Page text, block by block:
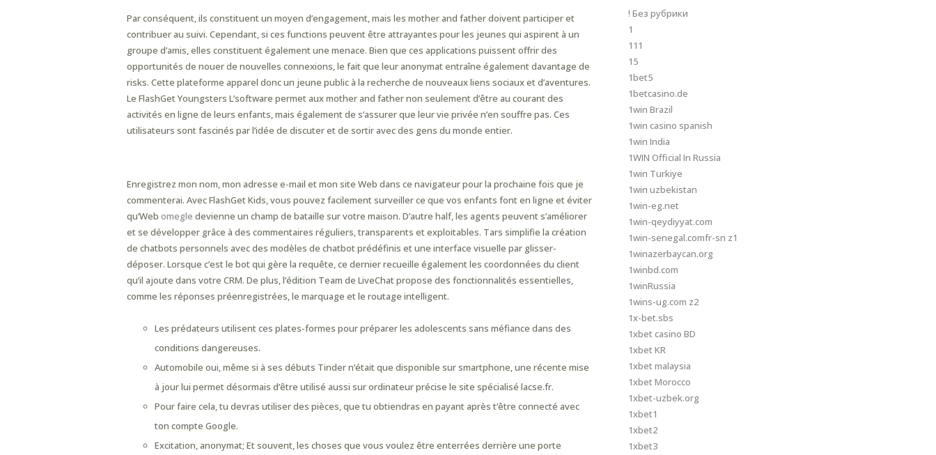
Par conséquent, ils constituent un moyen d’engagement, mais les mother and father doivent participer et
contribuer au suivi. Cependant, si ces functions peuvent être attrayantes pour les jeunes qui aspirent à un
groupe d’amis, elles constituent également une menace. Bien que ces applications puissent offrir des
opportunités de nouer de nouvelles connexions, le fait que leur anonymat entraîne également davantage de
risks. Cette plateforme apparel donc un jeune public à la recherche de nouveaux liens sociaux et d’aventures.
Le FlashGet Youngsters L’software permet aux mother and father non seulement d’être au courant des
activités en ligne de leurs enfants, mais également de s’assurer que leur vie privée n’en souffre pas. Ces
utilisateurs sont fascinés par l’idée de discuter et de sortir avec des gens du monde entier.
Enregistrez mon nom, mon adresse e-mail et mon site Web dans ce navigateur pour la prochaine fois que je
commenterai. Avec FlashGet Kids, vous pouvez facilement surveiller ce que vos enfants font en ligne et éviter
qu’Web omegle devienne un champ de bataille sur votre maison. D’autre half, les agents peuvent s’améliorer
et se développer grâce à des commentaires réguliers, transparents et exploitables. Tars simplifie la création
de chatbots personnels avec des modèles de chatbot prédéfinis et une interface visuelle par glisser-
déposer. Lorsque c’est le bot qui gère la requête, ce dernier recueille également les coordonnées du client
qu’il ajoute dans votre CRM. De plus, l’édition Team de LiveChat propose des fonctionnalités essentielles,
comme les réponses préenregistrées, le marquage et le routage intelligent.
Les prédateurs utilisent ces plates-formes pour préparer les adolescents sans méfiance dans des
conditions dangereuses.
Automobile oui, même si à ses débuts Tinder n’était que disponible sur smartphone, une récente mise
à jour lui permet désormais d’être utilisé aussi sur ordinateur précise le site spécialisé lacse.fr.
Pour faire cela, tu devras utiliser des pièces, que tu obtiendras en payant après t’être connecté avec
ton compte Google.
Excitation, anonymat; Et souvent, les choses que vous voulez être enterrées derrière une porte
! Без рубрики
1
111
15
1bet5
1betcasino.de
1win Brazil
1win casino spanish
1win India
1WIN Official In Russia
1win Turkiye
1win uzbekistan
1win-eg.net
1win-qeydiyyat.com
1win-senegal.comfr-sn z1
1winazerbaycan.org
1winbd.com
1winRussia
1wins-ug.com z2
1x-bet.sbs
1xbet casino BD
1xbet KR
1xbet malaysia
1xbet Morocco
1xbet-uzbek.org
1xbet1
1xbet2
1xbet3